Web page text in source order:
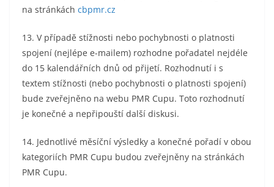
na stránkách cbpmr.cz
13. V případě stížnosti nebo pochybnosti o platnosti
spojení (nejlépe e-mailem) rozhodne pořadatel nejdéle
do 15 kalendářních dnů od přijetí. Rozhodnutí i s
textem stížnosti (nebo pochybnosti o platnosti spojení)
bude zveřejněno na webu PMR Cupu. Toto rozhodnutí
je konečné a nepřipouští další diskusi.
14. Jednotlivé měsíční výsledky a konečné pořadí v obou
kategoriích PMR Cupu budou zveřejněny na stránkách
PMR Cupu.